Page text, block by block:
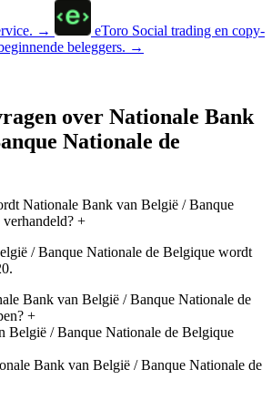
→ eToro Social trading en copy-
beleggers. →
over Nationale Bank
Nationale de
Nationale Bank van België / Banque
+
/ Banque Nationale de Belgique wordt
Bank van België / Banque Nationale de
+
België / Banque Nationale de Belgique
Bank van België / Banque Nationale de